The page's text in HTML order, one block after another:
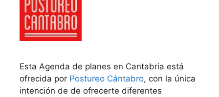
Esta Agenda de planes en Cantabria está
ofrecida por Postureo Cántabro, con la única
intención de de ofrecerte diferentes